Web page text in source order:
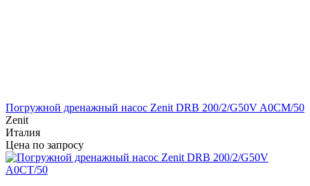
Погружной дренажный насос Zenit DRB 200/2/G50V A0CM/50
Zenit
Италия
Цена по запросу